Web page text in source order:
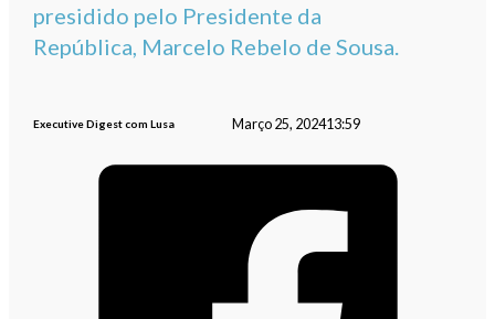
presidido pelo Presidente da
República, Marcelo Rebelo de Sousa.
Executive Digest com Lusa Março 25, 202413:59